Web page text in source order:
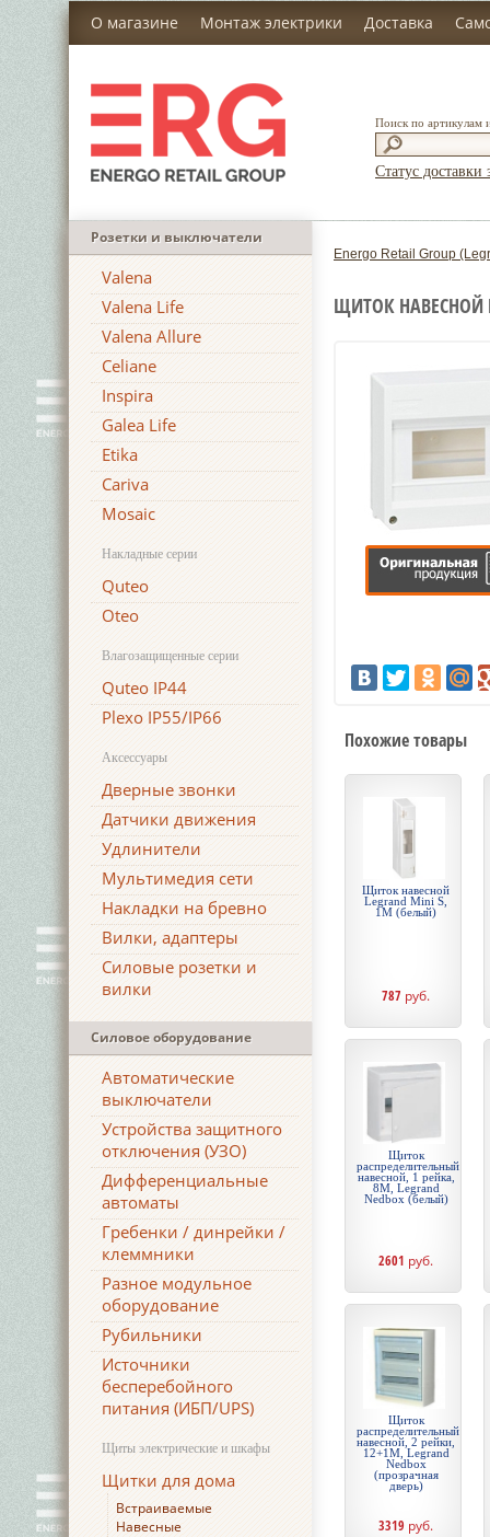
О магазине Монтаж электрики Доставка
Поиск по артикулам
Статус доставки
Розетки и выключатели
Valena
Valena Life
Valena Allure
Celiane
Inspira
Galea Life
Etika
Cariva
Mosaic
Накладные серии
Quteo
Oteo
Влагозащищенные серии
Quteo IP44
Plexo IP55/IP66
Аксессуары
Дверные звонки
Датчики движения
Удлинители
Мультимедия сети
Накладки на бревно
Вилки, адаптеры
Силовые розетки и
вилки
Силовое оборудование
Автоматические
выключатели
Устройства защитного
отключения (УЗО)
Дифференциальные
автоматы
Гребенки / динрейки /
клеммники
Разное модульное
оборудование
Рубильники
Источники
бесперебойного
питания (ИБП/UPS)
Щиты электрические и шкафы
Щитки для дома
Встраиваемые
Навесные
Energo Retail Group
ЩИТОК НАВЕСНОЙ
Похожие товары
Щиток навесной
Legrand Mini S,
1М (белый)
787 руб.
Щиток
распределительный
навесной, 1 рейка,
8М, Legrand
Nedbox (белый)
2601 руб.
Щиток
распределительный
навесной, 2 рейки,
12+1М, Legrand
Nedbox
(прозрачная
дверь)
3319 руб.